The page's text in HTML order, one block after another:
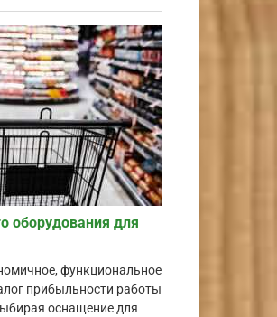
оборудования для
функциональное
прибыльности работы
оснащение для